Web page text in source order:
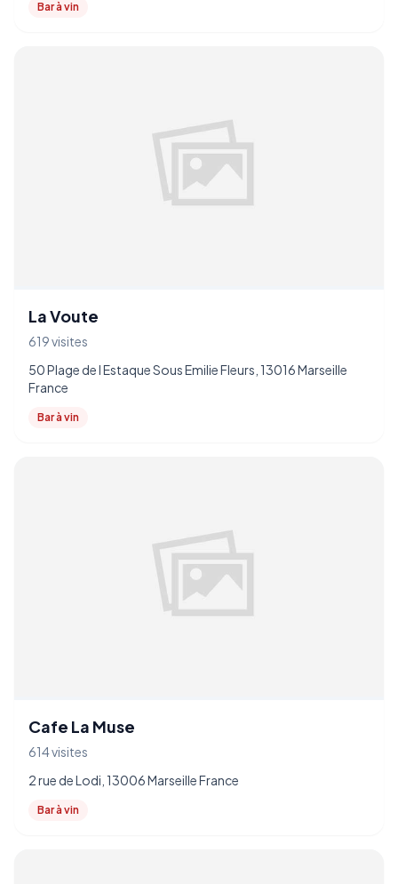
Bar à vin
La Voute
619 visites
50 Plage de l Estaque Sous Emilie Fleurs, 13016 Marseille
France
Bar à vin
Cafe La Muse
614 visites
2 rue de Lodi, 13006 Marseille France
Bar à vin